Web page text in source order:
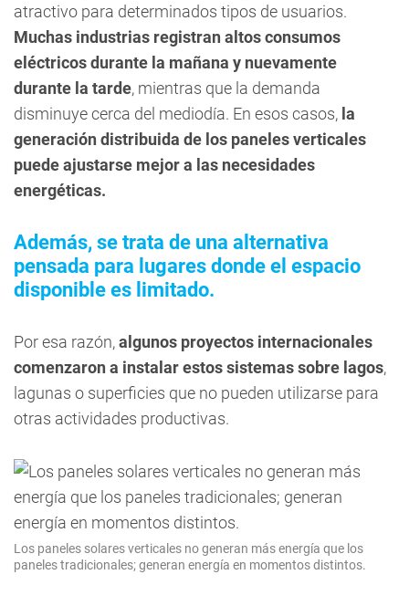
atractivo para determinados tipos de usuarios.
Muchas industrias registran altos consumos
eléctricos durante la mañana y nuevamente
durante la tarde, mientras que la demanda
disminuye cerca del mediodía. En esos casos, la
generación distribuida de los paneles verticales
puede ajustarse mejor a las necesidades
energéticas.
Además, se trata de una alternativa
pensada para lugares donde el espacio
disponible es limitado.
Por esa razón,algunos proyectos internacionales
comenzaron a instalar estos sistemas sobre lagos,
lagunas o superficies que no pueden utilizarse para
otras actividades productivas.
Los paneles solares verticales no generan más energía que los
paneles tradicionales; generan energía en momentos distintos.